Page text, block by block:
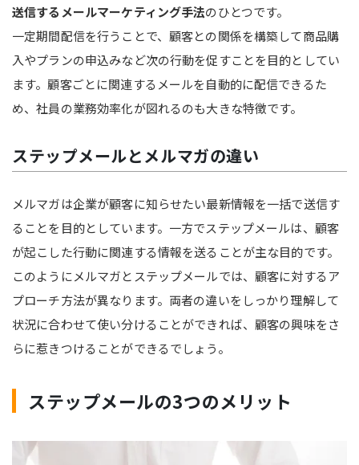
送信するメールマーケティング手法のひとつです。
一定期間配信を行うことで、顧客との関係を構築して商品購
入やプランの申込みなど次の行動を促すことを目的としてい
ます。顧客ごとに関連するメールを自動的に配信できるた
め、社員の業務効率化が図れるのも大きな特徴です。
ステップメールとメルマガの違い
メルマガは企業が顧客に知らせたい最新情報を一括で送信す
ることを目的としています。一方でステップメールは、顧客
が起こした行動に関連する情報を送ることが主な目的です。
このようにメルマガとステップメールでは、顧客に対するア
プローチ方法が異なります。両者の違いをしっかり理解して
状況に合わせて使い分けることができれば、顧客の興味をさ
らに惹きつけることができるでしょう。
ステップメールの3つのメリット